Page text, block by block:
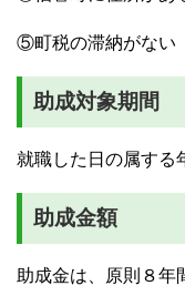
⑤町税の滞納がない
助成対象期間
就職した日の属する
助成金額
助成金は、原則８年